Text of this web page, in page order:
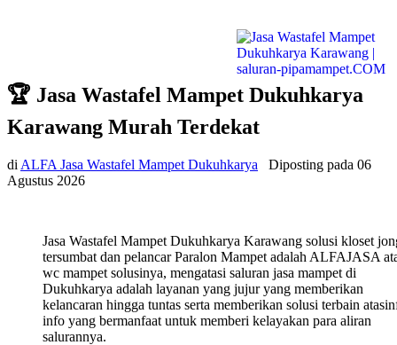
🏆 Jasa Wastafel Mampet Dukuhkarya
Karawang Murah Terdekat
di ALFA Jasa Wastafel Mampet Dukuhkarya Diposting pada 06
Agustus 2026
Jasa Wastafel Mampet Dukuhkarya Karawang solusi kloset
tersumbat dan pelancar Paralon Mampet adalah ALFAJASA
wc mampet solusinya, mengatasi saluran jasa mampet di
Dukuhkarya adalah layanan yang jujur yang memberikan
kelancaran hingga tuntas serta memberikan solusi terbain
info yang bermanfaat untuk memberi kelayakan para aliran
salurannya.